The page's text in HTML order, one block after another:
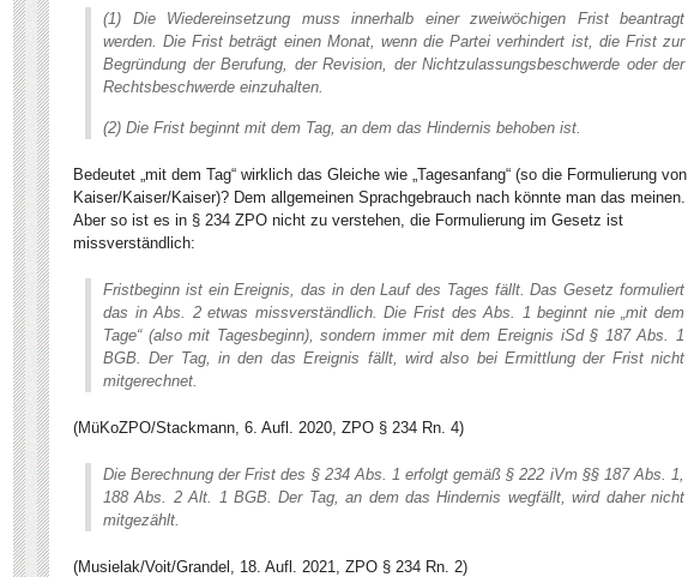
(1) Die Wiedereinsetzung muss innerhalb einer zweiwöchigen Frist beantragt
werden. Die Frist beträgt einen Monat, wenn die Partei verhindert ist, die Frist zur
Begründung der Berufung, der Revision, der Nichtzulassungsbeschwerde oder der
Rechtsbeschwerde einzuhalten.
(2) Die Frist beginnt mit dem Tag, an dem das Hindernis behoben ist.
Bedeutet „mit dem Tag“ wirklich das Gleiche wie „Tagesanfang“ (so die Formulierung von
Kaiser/Kaiser/Kaiser)? Dem allgemeinen Sprachgebrauch nach könnte man das meinen.
Aber so ist es in § 234 ZPO nicht zu verstehen, die Formulierung im Gesetz ist
missverständlich:
Fristbeginn ist ein Ereignis, das in den Lauf des Tages fällt. Das Gesetz formuliert
das in Abs. 2 etwas missverständlich. Die Frist des Abs. 1 beginnt nie „mit dem
Tage“ (also mit Tagesbeginn), sondern immer mit dem Ereignis iSd § 187 Abs. 1
BGB. Der Tag, in den das Ereignis fällt, wird also bei Ermittlung der Frist nicht
mitgerechnet.
(MüKoZPO/Stackmann, 6. Aufl. 2020, ZPO § 234 Rn. 4)
Die Berechnung der Frist des § 234 Abs. 1 erfolgt gemäß § 222 iVm §§ 187 Abs. 1,
188 Abs. 2 Alt. 1 BGB. Der Tag, an dem das Hindernis wegfällt, wird daher nicht
mitgezählt.
(Musielak/Voit/Grandel, 18. Aufl. 2021, ZPO § 234 Rn. 2)